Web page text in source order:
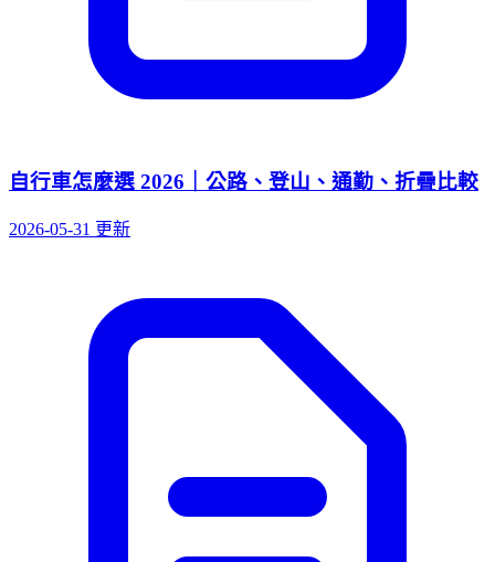
自行車怎麼選 2026｜公路、登山、通勤、折疊比較
2026-05-31 更新